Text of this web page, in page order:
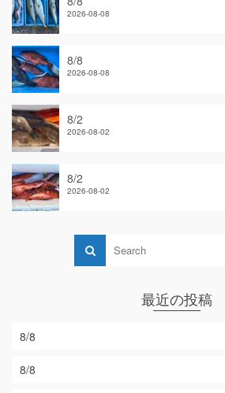
2026-08-08
8/8
2026-08-08
8/2
2026-08-02
8/2
2026-08-02
最近の投稿
8/8
8/8